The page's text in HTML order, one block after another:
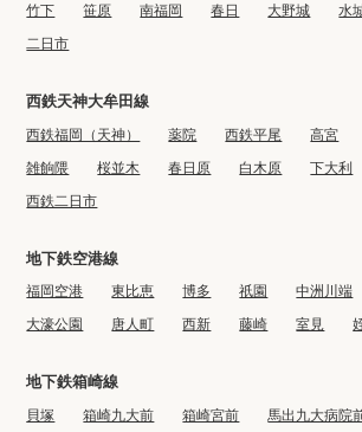
竹下
笹原 南福岡 春日 大野城 水
二日市
西鉄天神大牟田線
西鉄福岡（天神） 薬院 西鉄平尾 高宮
雑餉隈
桜並木 春日原 白木原 下大利
西鉄二日市
地下鉄空港線
福岡空港 東比恵 博多 祇園 中洲川端
大濠公園
唐人町 西新 藤崎 室見
地下鉄箱崎線
貝塚 箱崎九大前 箱崎宮前 馬出九大病院